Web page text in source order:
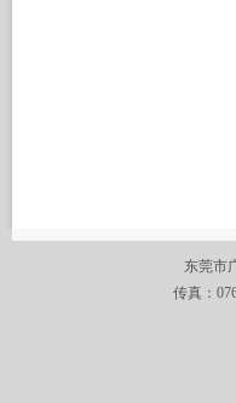
东莞市
传真：